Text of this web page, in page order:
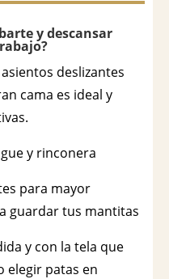
y descansar
deslizantes
cama es ideal y
y rinconera
para mayor
guardar tus mantitas
y con la tela que
elegir patas en